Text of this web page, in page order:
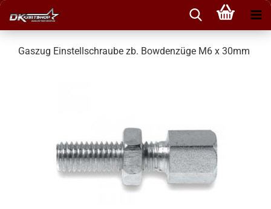
Gaszug Einstellschraube zb. Bowdenzüge M6 x 30mm